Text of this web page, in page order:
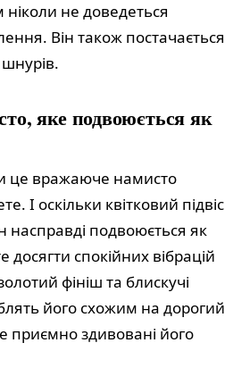
ніколи не доведеться
Він також постачається
яке подвоюється як
це вражаюче намисто
І оскільки квітковий підвіс
насправді подвоюється як
спокійних вібрацій
фініш та блискучі
його схожим на дорогий
приємно здивовані його